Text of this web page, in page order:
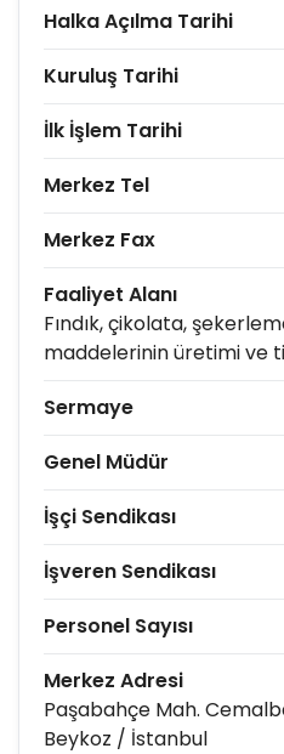
Halka Açılma Tarihi
Kuruluş Tarihi
İlk İşlem Tarihi
Merkez Tel
Merkez Fax
Faaliyet Alanı
Fındık, çikolata,
maddelerinin üretimi ve
Sermaye
Genel Müdür
İşçi Sendikası
İşveren Sendikası
Personel Sayısı
Merkez Adresi
Paşabahçe Mah.
Beykoz / İstanbul